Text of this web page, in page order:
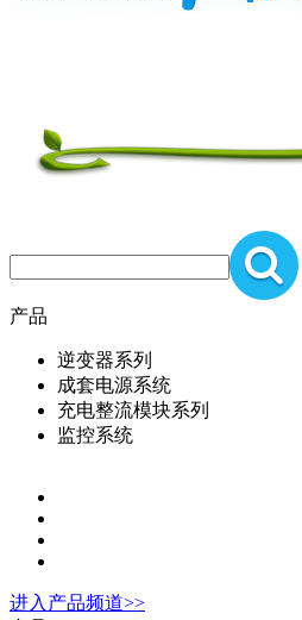
产品
逆变器系列
成套电源系统
充电整流模块系列
监控系统
进入 产品频道>>